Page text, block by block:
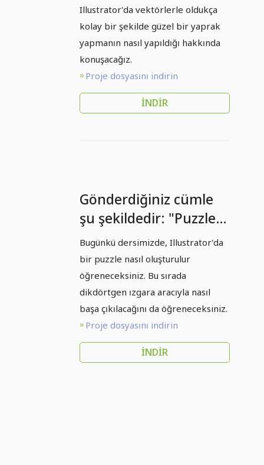
Illustrator'da vektörlerle oldukça
kolay bir şekilde güzel bir yaprak
yapmanın nasıl yapıldığı hakkında
konuşacağız.
Proje dosyasını indirin
İNDIR
Gönderdiğiniz cümle
şu şekildedir: "Puzzle
erstellen - Adobe
Illustrator."<br /> <br
/> Çevirisi: "Puzzle
oluştur - Adobe
Illustrator.
Bugünkü dersimizde, Illustrator'da
bir puzzle nasıl oluşturulur
öğreneceksiniz. Bu sırada
dikdörtgen ızgara aracıyla nasıl
başa çıkılacağını da öğreneceksiniz.
Proje dosyasını indirin
İNDIR